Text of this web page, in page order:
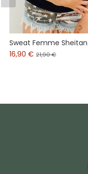
Sweat Femme Sheitan
16,90 €21,90 €